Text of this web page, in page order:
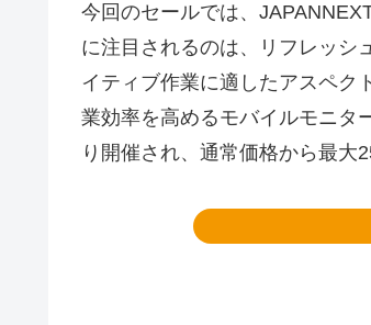
今回のセールでは、
に注目されるのは、リフレッシ
イティブ作業に適したアスペク
業効率を高めるモバイルモニタ
り開催され、通常価格から最大